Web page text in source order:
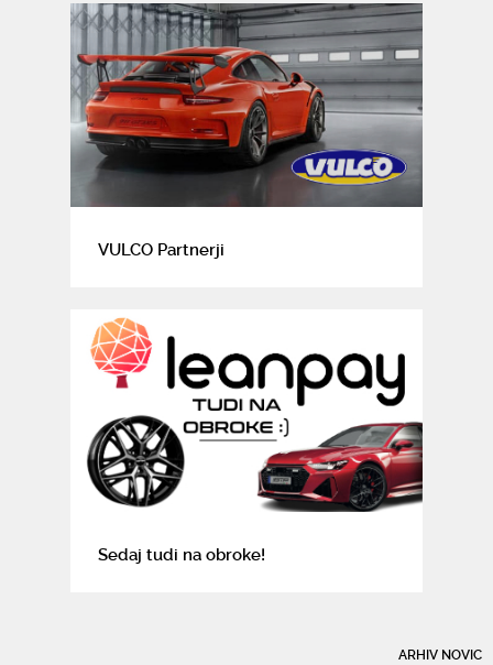
VULCO Partnerji
Sedaj tudi na obroke!
ARHIV NOVIC